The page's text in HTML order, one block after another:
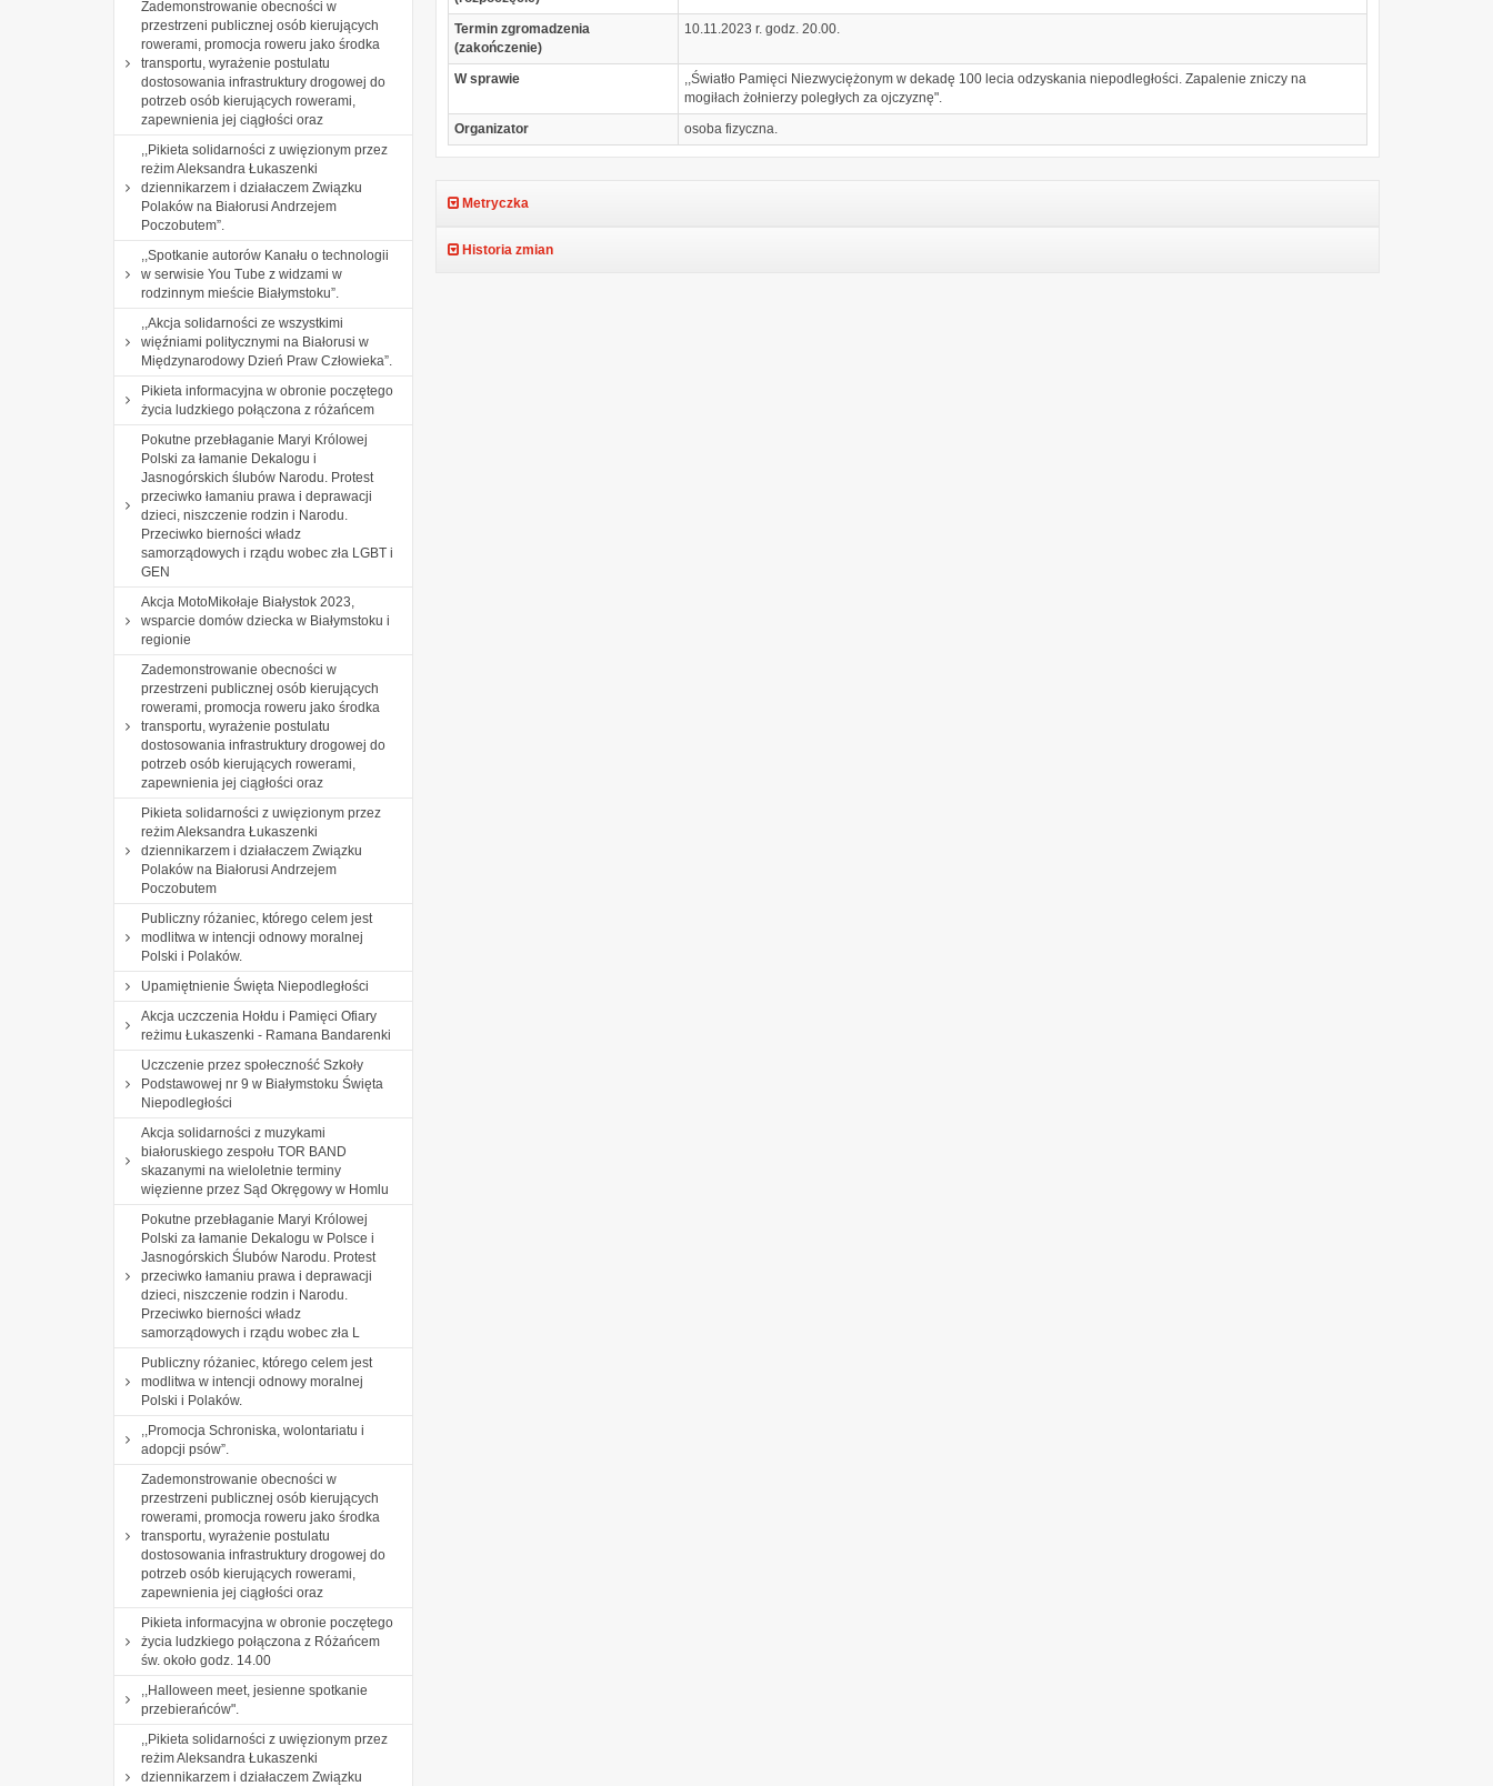
Zademonstrowanie obecności w
przestrzeni publicznej osób kierujących
rowerami, promocja roweru jako środka
transportu, wyrażenie postulatu
dostosowania infrastruktury drogowej do
potrzeb osób kierujących rowerami,
zapewnienia jej ciągłości oraz
,,Pikieta solidarności z uwięzionym przez
reżim Aleksandra Łukaszenki
dziennikarzem i działaczem Związku
Polaków na Białorusi Andrzejem
Poczobutem”.
,,Spotkanie autorów Kanału o technologii
w serwisie You Tube z widzami w
rodzinnym mieście Białymstoku”.
,,Akcja solidarności ze wszystkimi
więźniami politycznymi na Białorusi w
Międzynarodowy Dzień Praw Człowieka”.
Pikieta informacyjna w obronie poczętego
życia ludzkiego połączona z różańcem
Pokutne przebłaganie Maryi Królowej
Polski za łamanie Dekalogu i
Jasnogórskich ślubów Narodu. Protest
przeciwko łamaniu prawa i deprawacji
dzieci, niszczenie rodzin i Narodu.
Przeciwko bierności władz
samorządowych i rządu wobec zła LGBT i
GEN
Akcja MotoMikołaje Białystok 2023,
wsparcie domów dziecka w Białymstoku i
regionie
Zademonstrowanie obecności w
przestrzeni publicznej osób kierujących
rowerami, promocja roweru jako środka
transportu, wyrażenie postulatu
dostosowania infrastruktury drogowej do
potrzeb osób kierujących rowerami,
zapewnienia jej ciągłości oraz
Pikieta solidarności z uwięzionym przez
reżim Aleksandra Łukaszenki
dziennikarzem i działaczem Związku
Polaków na Białorusi Andrzejem
Poczobutem
Publiczny różaniec, którego celem jest
modlitwa w intencji odnowy moralnej
Polski i Polaków.
Upamiętnienie Święta Niepodległości
Akcja uczczenia Hołdu i Pamięci Ofiary
reżimu Łukaszenki - Ramana Bandarenki
Uczczenie przez społeczność Szkoły
Podstawowej nr 9 w Białymstoku Święta
Niepodległości
Akcja solidarności z muzykami
białoruskiego zespołu TOR BAND
skazanymi na wieloletnie terminy
więzienne przez Sąd Okręgowy w Homlu
Pokutne przebłaganie Maryi Królowej
Polski za łamanie Dekalogu w Polsce i
Jasnogórskich Ślubów Narodu. Protest
przeciwko łamaniu prawa i deprawacji
dzieci, niszczenie rodzin i Narodu.
Przeciwko bierności władz
samorządowych i rządu wobec zła L
Publiczny różaniec, którego celem jest
modlitwa w intencji odnowy moralnej
Polski i Polaków.
,,Promocja Schroniska, wolontariatu i
adopcji psów”.
Zademonstrowanie obecności w
przestrzeni publicznej osób kierujących
rowerami, promocja roweru jako środka
transportu, wyrażenie postulatu
dostosowania infrastruktury drogowej do
potrzeb osób kierujących rowerami,
zapewnienia jej ciągłości oraz
Pikieta informacyjna w obronie poczętego
życia ludzkiego połączona z Różańcem
św. około godz. 14.00
,,Halloween meet, jesienne spotkanie
przebierańców".
,,Pikieta solidarności z uwięzionym przez
reżim Aleksandra Łukaszenki
dziennikarzem i działaczem Związku
Termin zgromadzenia
(zakończenie)
10.11.2023 r. godz. 20.00.
W sprawie
,,Światło Pamięci Niezwyciężonym w dekadę 100 lecia odzyskania niepodległości. Zapalenie zniczy na
mogiłach żołnierzy poległych za ojczyznę".
Organizator
osoba fizyczna.
Metryczka
Historia zmian